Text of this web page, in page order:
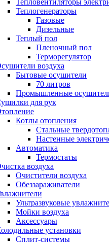
Тепловентиляторы
Теплогенераторы
Газовые
Дизельные
Теплый пол
Пленочный пол
Терморегулятор
воздуха
Бытовые осушители
70 литров
Промышленные
для рук
Котлы отопления
Стальные
Настенные
Автоматика
Термостаты
воздуха
Очистители воздуха
Обеззараживатели
Ультразвуковые
Мойки воздуха
Аксессуары
установки
Сплит-системы